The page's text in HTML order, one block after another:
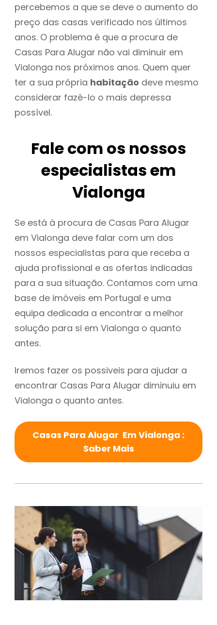
percebemos a que se deve o aumento do
preço das casas verificado nos últimos
anos. O problema é que a procura de
Casas Para Alugar não vai diminuir em
Vialonga nos próximos anos. Quem quer
ter a sua própria habitação deve mesmo
considerar fazê-lo o mais depressa
possível.
Fale com os nossos
especialistas em
Vialonga
Se está à procura de Casas Para Alugar
em Vialonga deve falar com um dos
nossos especialistas para que receba a
ajuda profissional e as ofertas indicadas
para a sua situação. Contamos com uma
base de imóveis em Portugal e uma
equipa dedicada a encontrar a melhor
solução para si em Vialonga o quanto
antes.
Iremos fazer os possiveis para ajudar a
encontrar Casas Para Alugar diminuiu em
Vialonga o quanto antes.
Casas Para Alugar Em Vialonga :
Saber Mais